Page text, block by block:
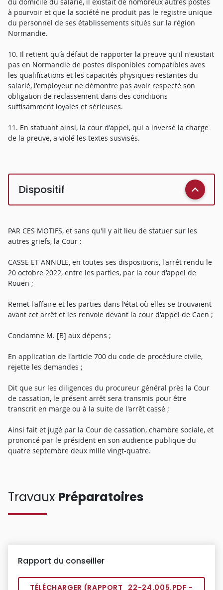
à pourvoir et que la société ne produit pas le registre unique
du personnel de ses établissements situés sur la région
Normandie.
10. Il retient qu'à défaut de rapporter la preuve qu'il n'existait
pas en Normandie de postes disponibles compatibles aves
les qualifications et les capacités physiques restantes du
salarié, l'employeur ne démontre pas avoir respecté son
obligation de reclassement dans des conditions
suffisamment loyales et sérieuses.
11. En statuant ainsi, la cour d'appel, qui a inversé la charge
de la preuve, a violé les textes susvisés.
Dispositif
PAR CES MOTIFS, et sans qu'il y ait lieu de statuer sur les
autres griefs, la Cour :
CASSE ET ANNULE, en toutes ses dispositions, l'arrêt rendu le
20 octobre 2022, entre les parties, par la cour d'appel de
Rouen ;
Remet l'affaire et les parties dans l'état où elles se trouvaient
avant cet arrêt et les renvoie devant la cour d'appel de Caen ;
Condamne M. [B] aux dépens ;
En application de l'article 700 du code de procédure civile,
rejette les demandes ;
Dit que sur les diligences du procureur général près la Cour
de cassation, le présent arrêt sera transmis pour être
transcrit en marge ou à la suite de l'arrêt cassé ;
Ainsi fait et jugé par la Cour de cassation, chambre sociale, et
prononcé par le président en son audience publique du
quatre septembre deux mille vingt-quatre.
Travaux Préparatoires
Rapport du conseiller
TÉLÉCHARGER (RAPPORT_22-24.005.PDF -